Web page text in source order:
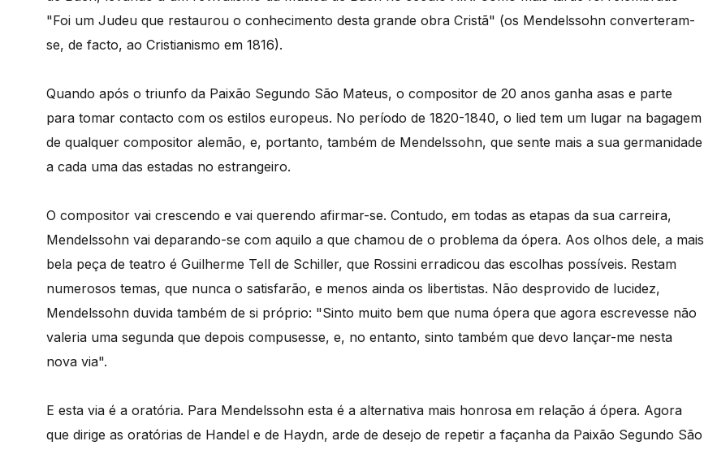
"Foi um Judeu que restaurou o conhecimento desta grande obra Cristã" (os Mendelssohn converteram-
se, de facto, ao Cristianismo em 1816).
Quando após o triunfo da Paixão Segundo São Mateus, o compositor de 20 anos ganha asas e parte
para tomar contacto com os estilos europeus. No período de 1820-1840, o lied tem um lugar na bagagem
de qualquer compositor alemão, e, portanto, também de Mendelssohn, que sente mais a sua germanidade
a cada uma das estadas no estrangeiro.
O compositor vai crescendo e vai querendo afirmar-se. Contudo, em todas as etapas da sua carreira,
Mendelssohn vai deparando-se com aquilo a que chamou de o problema da ópera. Aos olhos dele, a mais
bela peça de teatro é Guilherme Tell de Schiller, que Rossini erradicou das escolhas possíveis. Restam
numerosos temas, que nunca o satisfarão, e menos ainda os libertistas. Não desprovido de lucidez,
Mendelssohn duvida também de si próprio: "Sinto muito bem que numa ópera que agora escrevesse não
valeria uma segunda que depois compusesse, e, no entanto, sinto também que devo lançar-me nesta
nova via".
E esta via é a oratória. Para Mendelssohn esta é a alternativa mais honrosa em relação á ópera. Agora
que dirige as oratórias de Handel e de Haydn, arde de desejo de repetir a façanha da Paixão Segundo São